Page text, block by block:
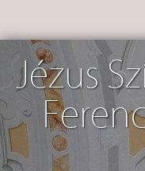
Jézus